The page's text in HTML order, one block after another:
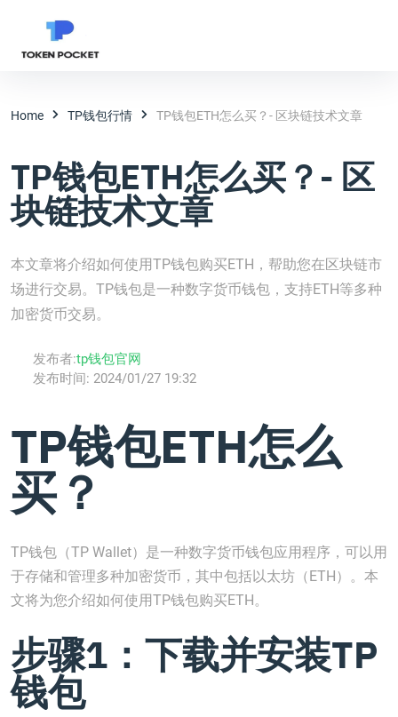
Home TP钱包行情 TP钱包ETH怎么买？- 区块链技术文章
TP钱包ETH怎么买？- 区
块链技术文章
本文章将介绍如何使用TP钱包购买ETH，帮助您在区块链市
场进行交易。TP钱包是一种数字货币钱包，支持ETH等多种
加密货币交易。
发布者:tp钱包官网
发布时间: 2024/01/27 19:32
TP钱包ETH怎么
买？
TP钱包（TP Wallet）是一种数字货币钱包应用程序，可以用
于存储和管理多种加密货币，其中包括以太坊（ETH）。本
文将为您介绍如何使用TP钱包购买ETH。
步骤1：下载并安装TP
钱包